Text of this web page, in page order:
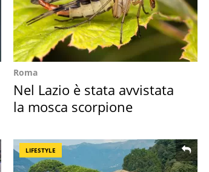
Roma
Nel Lazio è stata avvistata
la mosca scorpione
LIFESTYLE